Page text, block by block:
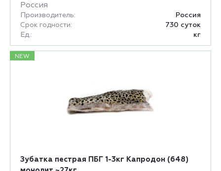
Россия
Производитель:
Россия
Срок годности:
730 cуток
Ед.:
кг
NEW
Зубатка пестрая ПБГ 1-3кг Капродон (648)